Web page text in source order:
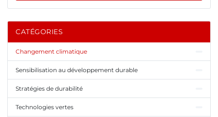
CATÉGORIES
Changement climatique
Sensibilisation au développement durable
Stratégies de durabilité
Technologies vertes